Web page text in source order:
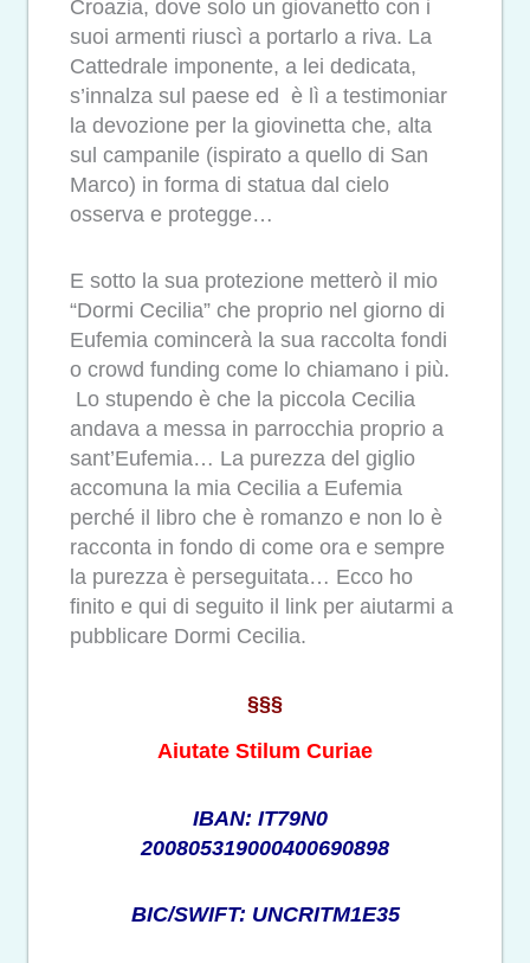
Croazia, dove solo un giovanetto con i
suoi armenti riuscì a portarlo a riva. La
Cattedrale imponente, a lei dedicata,
s’innalza sul paese ed è lì a testimoniar
la devozione per la giovinetta che, alta
sul campanile (ispirato a quello di San
Marco) in forma di statua dal cielo
osserva e protegge…
E sotto la sua protezione metterò il mio
“Dormi Cecilia” che proprio nel giorno di
Eufemia comincerà la sua raccolta fondi
o crowd funding come lo chiamano i più.
Lo stupendo è che la piccola Cecilia
andava a messa in parrocchia proprio a
sant’Eufemia… La purezza del giglio
accomuna la mia Cecilia a Eufemia
perché il libro che è romanzo e non lo è
racconta in fondo di come ora e sempre
la purezza è perseguitata… Ecco ho
finito e qui di seguito il link per aiutarmi a
pubblicare Dormi Cecilia.
§§§
Aiutate Stilum Curiae
IBAN: IT79N0
200805319000400690898
BIC/SWIFT: UNCRITM1E35